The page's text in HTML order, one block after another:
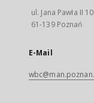
ul. Jana Pawła II 10
61-139 Poznań
E-Mail